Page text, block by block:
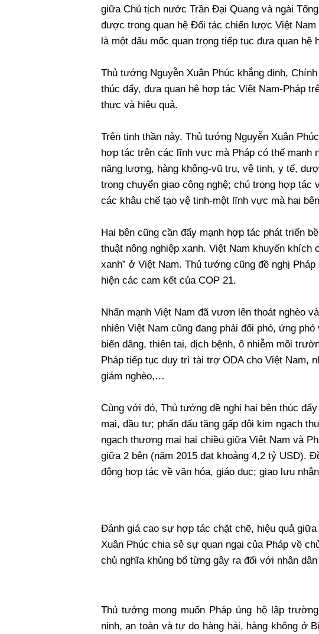
giữa Chủ tịch nước Trần Đại Quang và ngài
được trong quan hệ Đối tác chiến lược Việt
là một dấu mốc quan trọng tiếp tục đưa quan
Thủ tướng Nguyễn Xuân Phúc khẳng định,
thúc đẩy, đưa quan hệ hợp tác Việt Nam-Pháp
thực và hiệu quả.
Trên tinh thần này, Thủ tướng Nguyễn Xuân
hợp tác trên các lĩnh vực mà Pháp có thế mạnh
năng lượng, hàng không-vũ trụ, vệ tinh, y tế,
trong chuyển giao công nghệ; chú trọng hợp tác
các khâu chế tạo vệ tinh-một lĩnh vực mà hai
Hai bên cũng cần đẩy mạnh hợp tác phát triển
thuật nông nghiệp xanh. Việt Nam khuyến khích
xanh” ở Việt Nam. Thủ tướng cũng đề nghị
hiện các cam kết của COP 21.
Nhấn mạnh Việt Nam đã vươn lên thoát nghèo
nhiên Việt Nam cũng đang phải đối phó, ứng
biển dâng, thiên tai, dịch bệnh, ô nhiễm môi
Pháp tiếp tục duy trì tài trợ ODA cho Việt Nam,
giảm nghèo,…
Cùng với đó, Thủ tướng đề nghị hai bên thúc
mại, đầu tư; phấn đấu tăng gấp đôi kim ngạch
ngạch thương mại hai chiều giữa Việt Nam và
giữa 2 bên (năm 2015 đạt khoảng 4,2 tỷ USD).
động hợp tác về văn hóa, giáo dục; giao lưu
Đánh giá cao sự hợp tác chặt chẽ, hiệu quả
Xuân Phúc chia sẻ sự quan ngại của Pháp về
chủ nghĩa khủng bố từng gây ra đối với nhân dân
Thủ tướng mong muốn Pháp ủng hộ lập
ninh, an toàn và tự do hàng hải, hàng không ở